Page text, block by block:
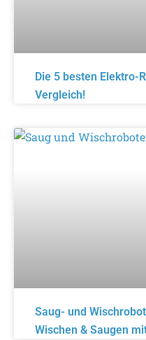
Die 5 besten Elektro-
Vergleich!
Saug- und
Wischen & Saugen